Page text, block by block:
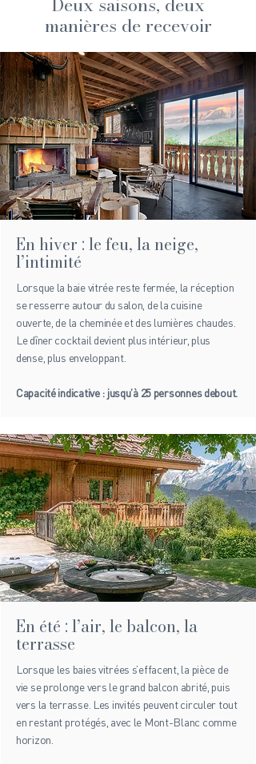
manières de recevoir
En hiver : le feu, la neige,
l’intimité
Lorsque la baie vitrée reste fermée, la réception
se resserre autour du salon, de la cuisine
ouverte, de la cheminée et des lumières chaudes.
Le dîner cocktail devient plus intérieur, plus
dense, plus enveloppant.
Capacité indicative : jusqu’à 25 personnes debout.
En été : l’air, le balcon, la
terrasse
Lorsque les baies vitrées s’effacent, la pièce de
vie se prolonge vers le grand balcon abrité, puis
vers la terrasse. Les invités peuvent circuler tout
en restant protégés, avec le Mont-Blanc comme
horizon.